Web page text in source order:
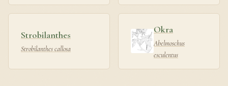
Strobilanthes
Strobilanthes callosa
Okra
Abelmoschus
esculentus